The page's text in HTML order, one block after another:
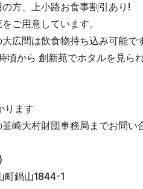
方、上小路お食事割引あり!
ご用意しています。
広間は飲食物持ち込み可能で
頃から 創新苑でホタルを見ら
ります
崎大村財団事務局までお問い
鍋山1844-1